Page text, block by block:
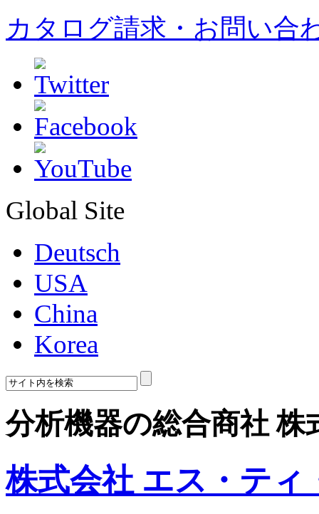
カタログ請求・お問い合
Global Site
Deutsch
USA
China
Korea
分析機器の総合商社
株式会社 エス・ティ